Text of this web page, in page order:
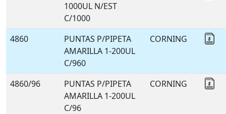
1000UL N/EST
C/1000
4860
PUNTAS P/PIPETA
AMARILLA 1-200UL
C/960
CORNING
4860/96
PUNTAS P/PIPETA
AMARILLA 1-200UL
C/96
CORNING